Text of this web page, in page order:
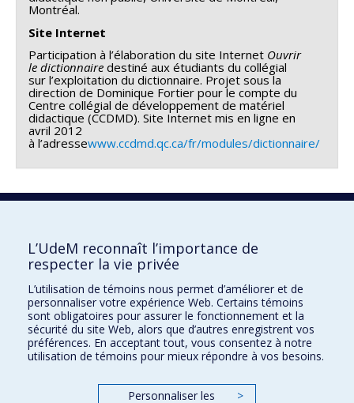
Montréal.
Site Internet
Participation à l’élaboration du site Internet Ouvrir
le dictionnaire destiné aux étudiants du collégial
sur l’exploitation du dictionnaire. Projet sous la
direction de Dominique Fortier pour le compte du
Centre collégial de développement de matériel
didactique (CCDMD). Site Internet mis en ligne en
avril 2012
à l’adressewww.ccdmd.qc.ca/fr/modules/dictionnaire/
Consultez cette fiche sur :
Faculté des sciences de l'éducation
Pavillon Marie-Victorin
90, avenue Vincent-d'Indy
Montréal (Québec) H2V 2S9
L’UdeM reconnaît l’importance de
respecter la vie privée
L’utilisation de témoins nous permet d’améliorer et de
personnaliser votre expérience Web. Certains témoins
sont obligatoires pour assurer le fonctionnement et la
sécurité du site Web, alors que d’autres enregistrent vos
préférences. En acceptant tout, vous consentez à notre
utilisation de témoins pour mieux répondre à vos besoins.
Personnaliser les
>